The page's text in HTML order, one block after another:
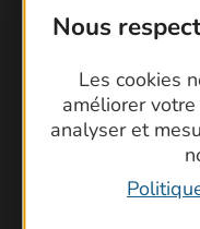
Nous
Les cookies
améliorer
analyser et